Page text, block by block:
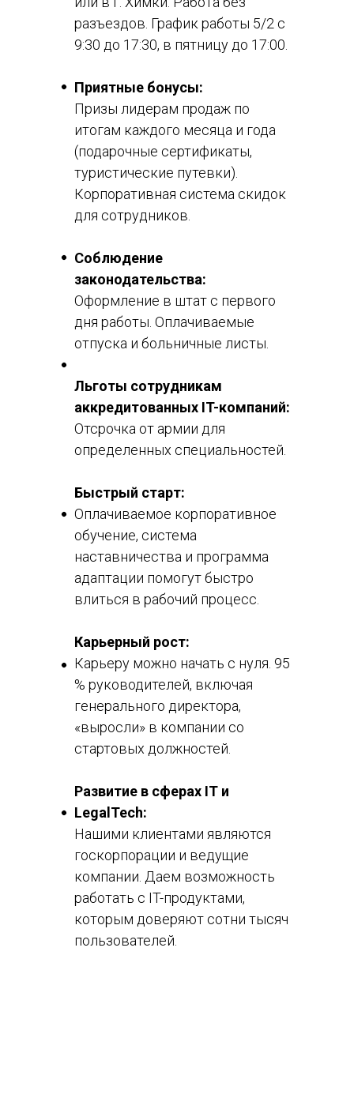
разъездов. График работы 5/2 с
9:30 до 17:30, в пятницу до 17:00.
Приятные бонусы:
Призы лидерам продаж по
итогам каждого месяца и года
(подарочные сертификаты,
туристические путевки).
Корпоративная система скидок
для сотрудников.
Соблюдение
законодательства:
Оформление в штат с первого
дня работы. Оплачиваемые
отпуска и больничные листы.
Льготы сотрудникам
аккредитованных IT-компаний:
Отсрочка от армии для
определенных специальностей.
Быстрый старт:
Оплачиваемое корпоративное
обучение, система
наставничества и программа
адаптации помогут быстро
влиться в рабочий процесс.
Карьерный рост:
Карьеру можно начать с нуля. 95
% руководителей, включая
генерального директора,
«выросли» в компании со
стартовых должностей.
Развитие в сферах IT и
LegalTech:
Нашими клиентами являются
госкорпорации и ведущие
компании. Даем возможность
работать с IT-продуктами,
которым доверяют сотни тысяч
пользователей.